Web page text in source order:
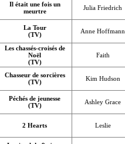
Il était une fois un
meurtre
Julia Friedrich
La Tour
(TV)
Anne Hoffmann
Les chassés-croisés de
Noël
(TV)
Faith
Chasseur de sorcières
(TV)
Kim Hudson
Péchés de jeunesse
(TV)
Ashley Grace
2 Hearts Leslie